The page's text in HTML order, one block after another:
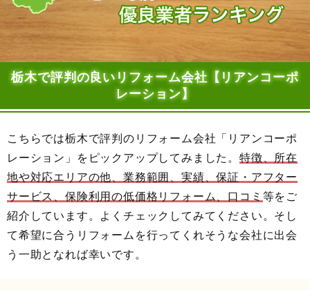
栃木で評判の良いリフォーム会社【リアンコーポ
レーション】
こちらでは栃木で評判のリフォーム会社「リアンコーポ
レーション」をピックアップしてみました。特徴、所在
地や対応エリアの他、業務範囲、実績、保証・アフター
サービス、保険利用の低価格リフォーム、口コミ 等をご
紹介しています。よくチェックしてみてください。そし
て希望に合うリフォームを行ってくれそうな会社に出会
う一助となれば幸いです。